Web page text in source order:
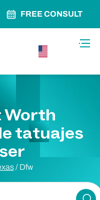
FREE CONSULT
Worth
tatuajes
/ Dfw